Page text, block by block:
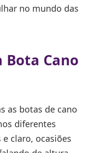
no mundo das
Bota Cano
as botas de cano
diferentes
claro, ocasiões